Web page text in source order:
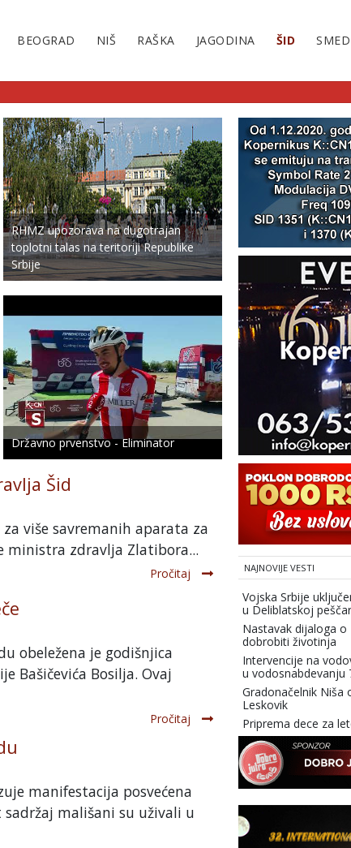
BEOGRAD NIŠ RAŠKA JAGODINA ŠID
RHMZ upozorava na dugotrajan
toplotni talas na teritoriji Republike
Srbije
Državno prvenstvo - Eliminator
Šid
više savremanih aparata za
ministra zdravlja Zlatibora...
Pročitaj
obeležena je godišnjica
Bašičevića Bosilja. Ovaj
Pročitaj
manifestacija posvećena
mališani su uživali u
NAJNOVIJE VESTI
Vojska Srbije
u Deliblatskoj
Nastavak dijaloga
dobrobiti životinja
Intervencije na
u vodosnabdevanju
Gradonačelnik Niša
Leskovik
Priprema dece za